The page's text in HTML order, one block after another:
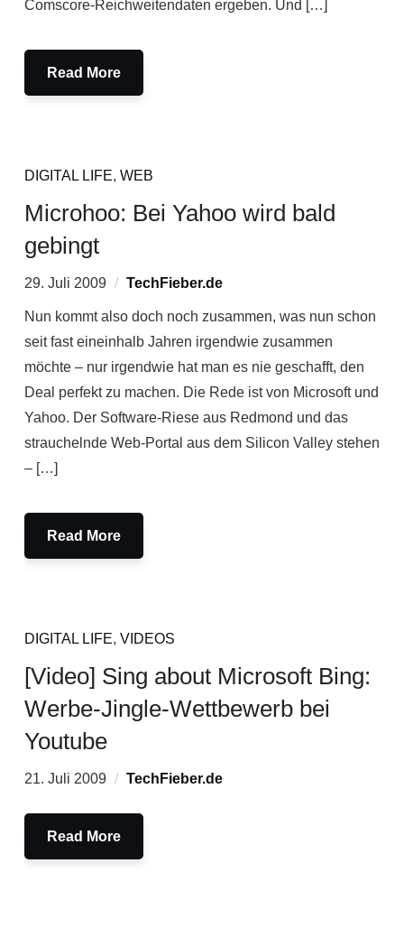
Comscore-Reichweitendaten ergeben. Und […]
Read More
DIGITAL LIFE, WEB
Microhoo: Bei Yahoo wird bald
gebingt
29. Juli 2009 TechFieber.de
Nun kommt also doch noch zusammen, was nun schon
seit fast eineinhalb Jahren irgendwie zusammen
möchte – nur irgendwie hat man es nie geschafft, den
Deal perfekt zu machen. Die Rede ist von Microsoft und
Yahoo. Der Software-Riese aus Redmond und das
strauchelnde Web-Portal aus dem Silicon Valley stehen
– […]
Read More
DIGITAL LIFE, VIDEOS
[Video] Sing about Microsoft Bing:
Werbe-Jingle-Wettbewerb bei
Youtube
21. Juli 2009 TechFieber.de
Read More